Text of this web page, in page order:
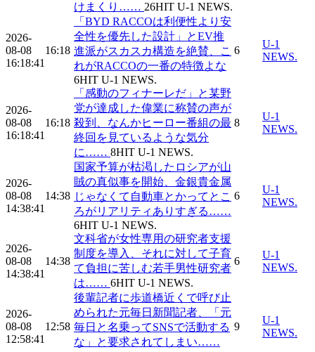
けまくり…… 26HIT U-1 NEWS.
2026-
08-08
16:18:41
16:18
「BYD RACCOは利便性より安
全性を優先した設計」とEV推
進派がスカスカ構造を絶賛、こ
れがRACCOの一番の特徴よな
6HIT U-1 NEWS.
6
U-1
NEWS.
2026-
08-08
16:18:41
16:18
「感動のフィナーレだ」と某野
党が達成した偉業に称賛の声が
殺到、なんかヒーロー番組の最
終回を見ているような気分
に…… 8HIT U-1 NEWS.
8
U-1
NEWS.
2026-
08-08
14:38:41
14:38
国家予算が枯渇したロシアが山
賊の真似事を開始、金銀貴金属
じゃなくて自動車とかってとこ
ろがリアリティありすぎる……
6HIT U-1 NEWS.
6
U-1
NEWS.
2026-
08-08
14:38:41
14:38
文科省が女性専用の研究者支援
制度を導入、それに対して子育
て負担に苦しむ若手男性研究者
は…… 6HIT U-1 NEWS.
6
U-1
NEWS.
2026-
08-08
12:58:41
12:58
後輩記者に歩道橋近くで呼び止
められた元毎日新聞記者、「元
毎日と名乗ってSNSで活動する
な」と要求されてしまい……
9
U-1
NEWS.